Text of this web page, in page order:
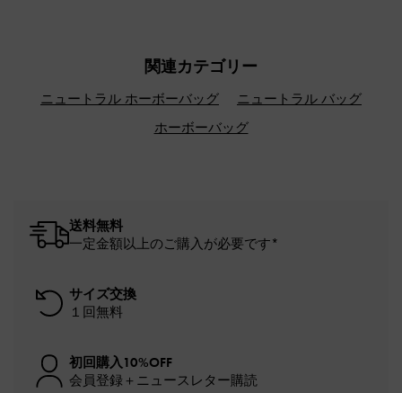
関連カテゴリー
ニュートラル ホーボーバッグ
ニュートラル バッグ
ホーボーバッグ
送料無料
一定金額以上のご購入が必要です*
サイズ交換
１回無料
初回購入10%OFF
会員登録＋ニュースレター購読